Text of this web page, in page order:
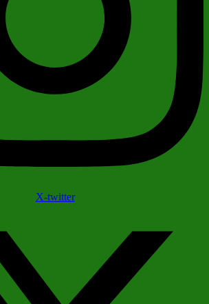
X-twitter